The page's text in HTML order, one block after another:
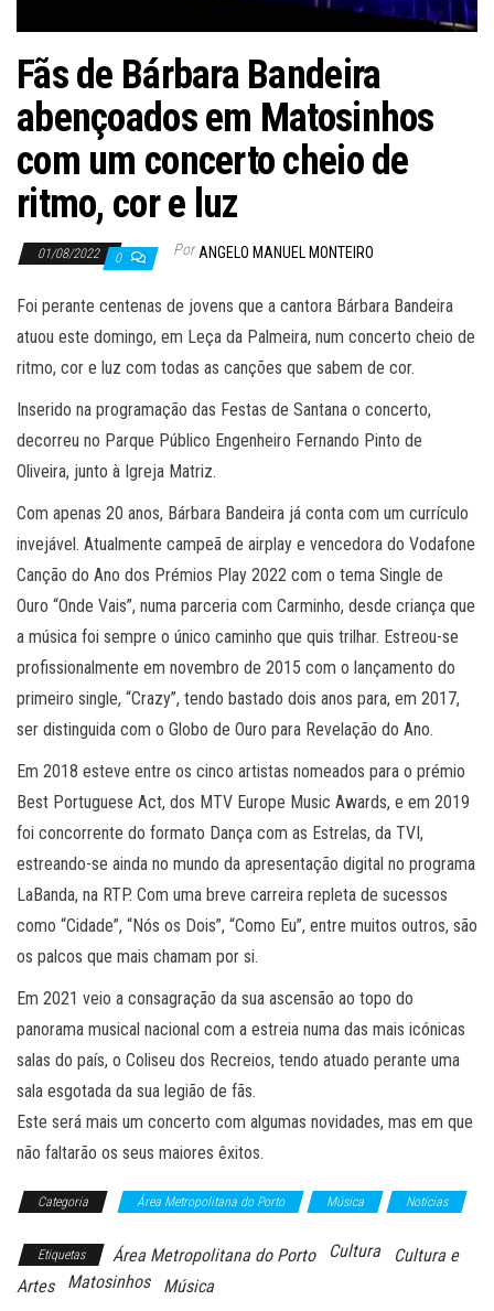
Fãs de Bárbara Bandeira
abençoados em Matosinhos
com um concerto cheio de
ritmo, cor e luz
01/08/2022 0 Por ANGELO MANUEL MONTEIRO
Foi perante centenas de jovens que a cantora Bárbara Bandeira
atuou este domingo, em Leça da Palmeira, num concerto cheio de
ritmo, cor e luz com todas as canções que sabem de cor.
Inserido na programação das Festas de Santana o concerto,
decorreu no Parque Público Engenheiro Fernando Pinto de
Oliveira, junto à Igreja Matriz.
Com apenas 20 anos, Bárbara Bandeira já conta com um currículo
invejável. Atualmente campeã de airplay e vencedora do Vodafone
Canção do Ano dos Prémios Play 2022 com o tema Single de
Ouro “Onde Vais”, numa parceria com Carminho, desde criança que
a música foi sempre o único caminho que quis trilhar. Estreou-se
profissionalmente em novembro de 2015 com o lançamento do
primeiro single, “Crazy”, tendo bastado dois anos para, em 2017,
ser distinguida com o Globo de Ouro para Revelação do Ano.
Em 2018 esteve entre os cinco artistas nomeados para o prémio
Best Portuguese Act, dos MTV Europe Music Awards, e em 2019
foi concorrente do formato Dança com as Estrelas, da TVI,
estreando-se ainda no mundo da apresentação digital no programa
LaBanda, na RTP. Com uma breve carreira repleta de sucessos
como “Cidade”, “Nós os Dois”, “Como Eu”, entre muitos outros, são
os palcos que mais chamam por si.
Em 2021 veio a consagração da sua ascensão ao topo do
panorama musical nacional com a estreia numa das mais icónicas
salas do país, o Coliseu dos Recreios, tendo atuado perante uma
sala esgotada da sua legião de fãs.
Este será mais um concerto com algumas novidades, mas em que
não faltarão os seus maiores êxitos.
Categoria Área Metropolitana do Porto Música Notícias
Etiquetas Área Metropolitana do Porto Cultura
Cultura e
Artes
Matosinhos Música